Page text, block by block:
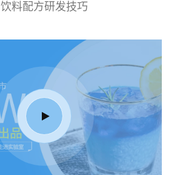
饮料配方研发技巧